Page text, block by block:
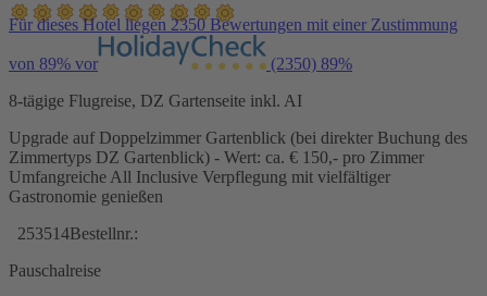
Für dieses Hotel liegen 2350 Bewertungen mit einer Zustimmung
von 89% vor (2350) 89%
8-tägige Flugreise, DZ Gartenseite inkl. AI
Upgrade auf Doppelzimmer Gartenblick (bei direkter Buchung des
Zimmertyps DZ Gartenblick) - Wert: ca. € 150,- pro Zimmer
Umfangreiche All Inclusive Verpflegung mit vielfältiger
Gastronomie genießen
253514Bestellnr.:
Pauschalreise